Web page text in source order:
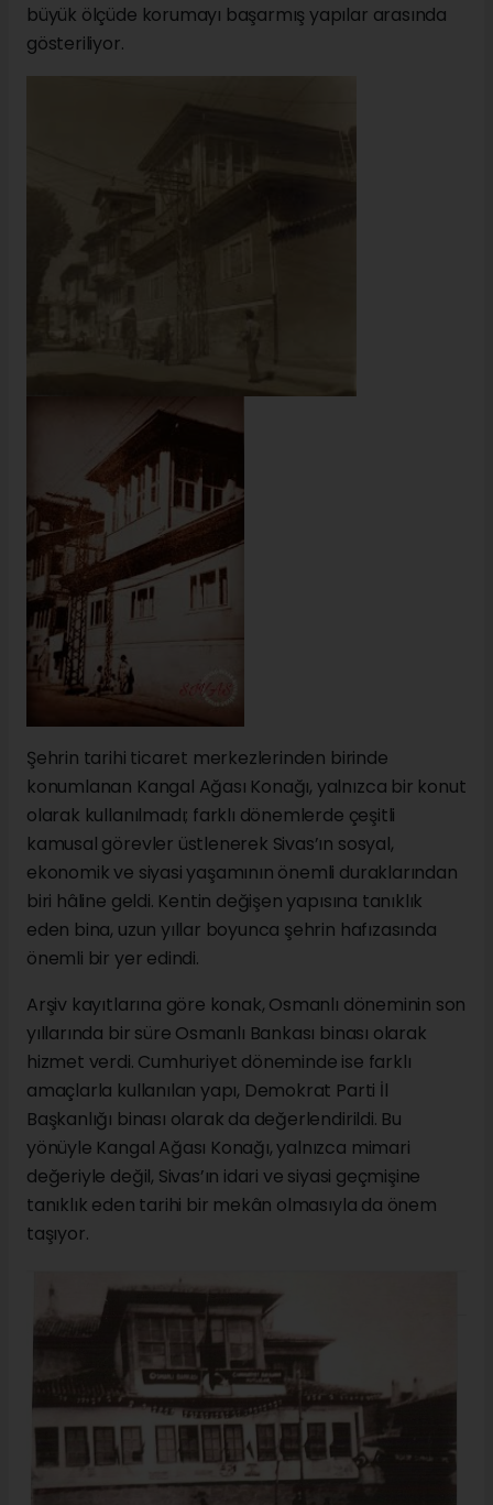
büyük ölçüde korumayı başarmış yapılar arasında
gösteriliyor.
Şehrin tarihi ticaret merkezlerinden birinde
konumlanan Kangal Ağası Konağı, yalnızca bir konut
olarak kullanılmadı; farklı dönemlerde çeşitli
kamusal görevler üstlenerek Sivas’ın sosyal,
ekonomik ve siyasi yaşamının önemli duraklarından
biri hâline geldi. Kentin değişen yapısına tanıklık
eden bina, uzun yıllar boyunca şehrin hafızasında
önemli bir yer edindi.
Arşiv kayıtlarına göre konak, Osmanlı döneminin son
yıllarında bir süre Osmanlı Bankası binası olarak
hizmet verdi. Cumhuriyet döneminde ise farklı
amaçlarla kullanılan yapı, Demokrat Parti İl
Başkanlığı binası olarak da değerlendirildi. Bu
yönüyle Kangal Ağası Konağı, yalnızca mimari
değeriyle değil, Sivas’ın idari ve siyasi geçmişine
tanıklık eden tarihi bir mekân olmasıyla da önem
taşıyor.